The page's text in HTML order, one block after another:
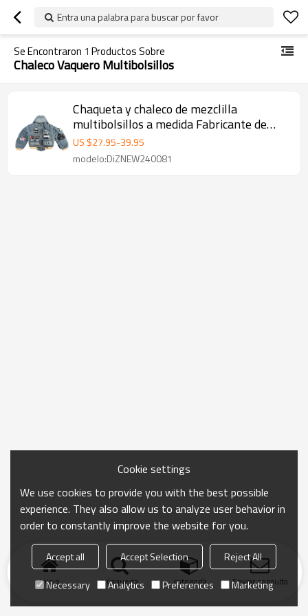
Entra una palabra para buscar por favor
Se Encontraron 1 Productos Sobre
Chaleco Vaquero Multibolsillos
Chaqueta y chaleco de mezclilla
multibolsillos a medida Fabricante de
mezclilla de calidad | DiZNEW
US $27.95-39.95
modelo:DiZNEW240081
Inicio búsqueda categoría Enviar consulta
Cookie settings
We use cookies to provide you with the best possible
experience. They also allow us to analyze user behavior in
order to constantly improve the website for you.
Accept all Accept Selection
Reject All
Necessary
Analytics Preferences Marketing